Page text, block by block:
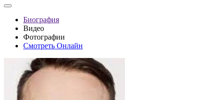
Биография
Видео
Фотографии
Смотреть Онлайн